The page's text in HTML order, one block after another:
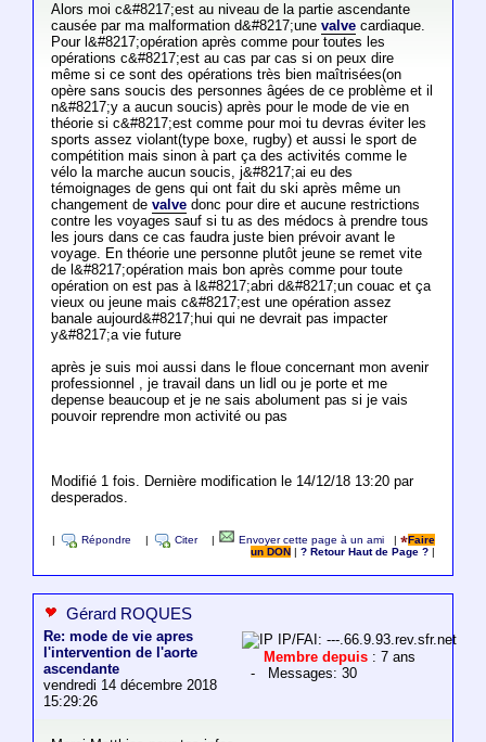
Alors moi c&#8217;est au niveau de la partie ascendante
causée par ma malformation d&#8217;une valvecardiaque.
Pour l&#8217;opération après comme pour toutes les
opérations c&#8217;est au cas par cas si on peux dire
même si ce sont des opérations très bien maîtrisées(on
opère sans soucis des personnes âgées de ce problème et il
n&#8217;y a aucun soucis) après pour le mode de vie en
théorie si c&#8217;est comme pour moi tu devras éviter les
sports assez violant(type boxe, rugby) et aussi le sport de
compétition mais sinon à part ça des activités comme le
vélo la marche aucun soucis, j&#8217;ai eu des
témoignages de gens qui ont fait du ski après même un
changement de valvedonc pour dire et aucune restrictions
contre les voyages sauf si tu as des médocs à prendre tous
les jours dans ce cas faudra juste bien prévoir avant le
voyage. En théorie une personne plutôt jeune se remet vite
de l&#8217;opération mais bon après comme pour toute
opération on est pas à l&#8217;abri d&#8217;un couac et ça
vieux ou jeune mais c&#8217;est une opération assez
banale aujourd&#8217;hui qui ne devrait pas impacter
y&#8217;a vie future
après je suis moi aussi dans le floue concernant mon avenir
professionnel , je travail dans un lidl ou je porte et me
depense beaucoup et je ne sais abolument pas si je vais
pouvoir reprendre mon activité ou pas
Modifié 1 fois. Dernière modification le 14/12/18 13:20 par
desperados.
Répondre Citer Envoyer cette page à un ami |
Faire
un DON
|? Retour Haut de Page ?
Gérard ROQUES
Re: mode de vie apres
l'intervention de l'aorte
ascendante
vendredi 14 décembre 2018
15:29:26
IP/FAI: ---.66.9.93.rev.sfr.net
Membre depuis : 7 ans
- Messages: 30